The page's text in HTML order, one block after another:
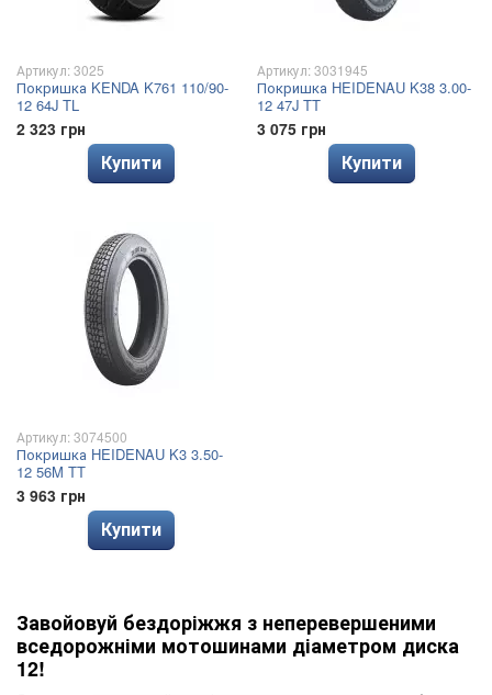
Артикул: 3025
Покришка KENDA K761 110/90-
12 64J TL
2 323 грн
Купити
Артикул: 3031945
Покришка HEIDENAU K38 3.00-
12 47J TT
3 075 грн
Купити
Артикул: 3074500
Покришка HEIDENAU K3 3.50-
12 56M TT
3 963 грн
Купити
Завойовуй бездоріжжя з неперевершеними
вседорожніми мотошинами діаметром диска
12!